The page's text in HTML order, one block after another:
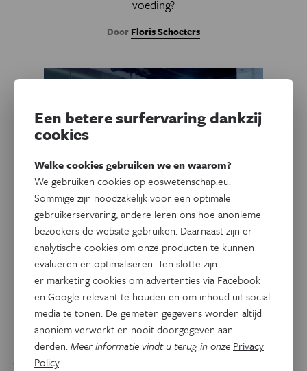
voeding?
Door Floris Schoeters
Technologie
Vooruitblik 2026 - Beginnen
humanoids eindelijk nuttige
zaken te doen?
Robots die eruitzien als mensen zijn in enkele decennia
geëvolueerd van spectaculaire demo’s naar machines die
echte taken uitvoeren in complexe omgevingen. Toch blijft
Een betere surfervaring dankzij
cookies
Welke cookies gebruiken we en waarom?
We gebruiken cookies op eoswetenschap.eu.
Sommige zijn noodzakelijk voor een optimale
gebruikerservaring, andere leren ons hoe anonieme
bezoekers de website gebruiken. Daarnaast zijn er
analytische cookies om onze producten te kunnen
evalueren en optimaliseren. Ten slotte zijn
er marketing cookies om advertenties via Facebook
en Google relevant te houden en om inhoud uit social
media te tonen. De gemeten gegevens worden altijd
anoniem verwerkt en nooit doorgegeven aan
derden.Meer informatie vindt u terug in onze Privacy
Policy.